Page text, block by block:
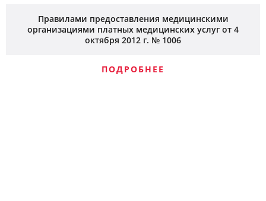
Правилами предоставления медицинскими
организациями платных медицинских услуг от 4
октября 2012 г. № 1006
ПОДРОБНЕЕ